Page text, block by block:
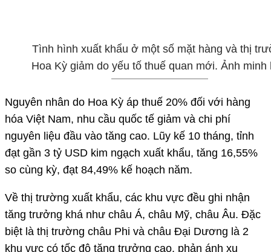
Tình hình xuất khẩu ở một số mặt hàng và thị
Hoa Kỳ giảm do yếu tố thuế quan mới. Ảnh minh
Nguyên nhân do Hoa Kỳ áp thuế 20% đối với hàng
hóa Việt Nam, nhu cầu quốc tế giảm và chi phí
nguyên liệu đầu vào tăng cao. Lũy kế 10 tháng, tỉnh
đạt gần 3 tỷ USD kim ngạch xuất khẩu, tăng 16,55%
so cùng kỳ, đạt 84,49% kế hoạch năm.
Về thị trường xuất khẩu, các khu vực đều ghi nhận
tăng trưởng khá như châu Á, châu Mỹ, châu Âu. Đặc
biệt là thị trường châu Phi và châu Đại Dương là 2
khu vực có tốc độ tăng trưởng cao, phản ánh xu